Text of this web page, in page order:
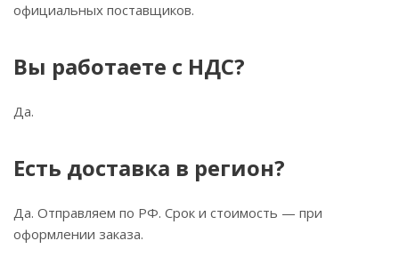
официальных поставщиков.
Вы работаете с НДС?
Да.
Есть доставка в регион?
Да. Отправляем по РФ. Срок и стоимость — при
оформлении заказа.